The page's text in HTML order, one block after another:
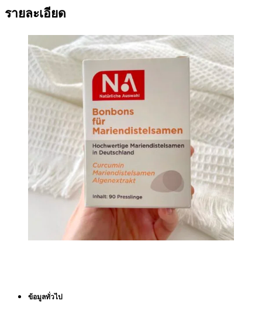
รายละเอียด
ข้อมูลทั่วไป